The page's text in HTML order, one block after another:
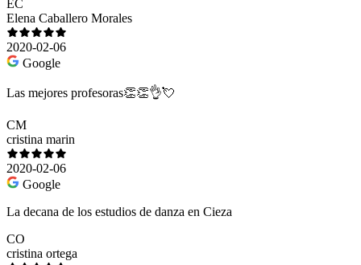
EC
Elena Caballero Morales
2020-02-06
Google
Las mejores profesoras👏👏👌💘
CM
cristina marin
2020-02-06
Google
La decana de los estudios de danza en Cieza
CO
cristina ortega